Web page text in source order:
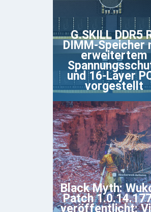
G.SKILL DDR5
DIMM-Speicher
erweitertem
und 16-Layer
vorgestellt
Black Myth:
Patch
veröffentlicht: